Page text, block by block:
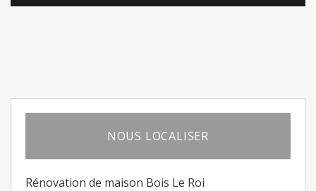
NOUS LOCALISER
Rénovation de maison Bois Le Roi